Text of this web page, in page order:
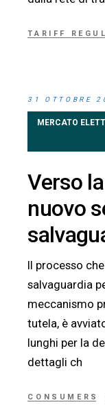
TARIFF
31 OTTOBRE
MERCATO
Verso
nuovo
Il processo
salvaguardia
meccanismo
tutela, è
lunghi per la
dettagli ch
CONSUMERS